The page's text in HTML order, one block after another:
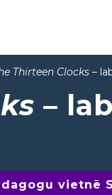
Thirteen Clocks –
–
vietnē